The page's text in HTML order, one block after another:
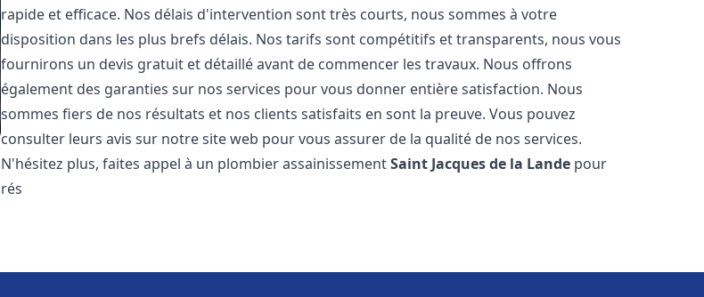
rapide et efficace. Nos délais d'intervention sont très courts, nous sommes à votre
disposition dans les plus brefs délais. Nos tarifs sont compétitifs et transparents, nous vous
fournirons un devis gratuit et détaillé avant de commencer les travaux. Nous offrons
également des garanties sur nos services pour vous donner entière satisfaction. Nous
sommes fiers de nos résultats et nos clients satisfaits en sont la preuve. Vous pouvez
consulter leurs avis sur notre site web pour vous assurer de la qualité de nos services.
N'hésitez plus, faites appel à un plombier assainissementSaint Jacques de la Lande pour
rés